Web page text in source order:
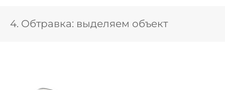
4. Обтравка: выделяем объект